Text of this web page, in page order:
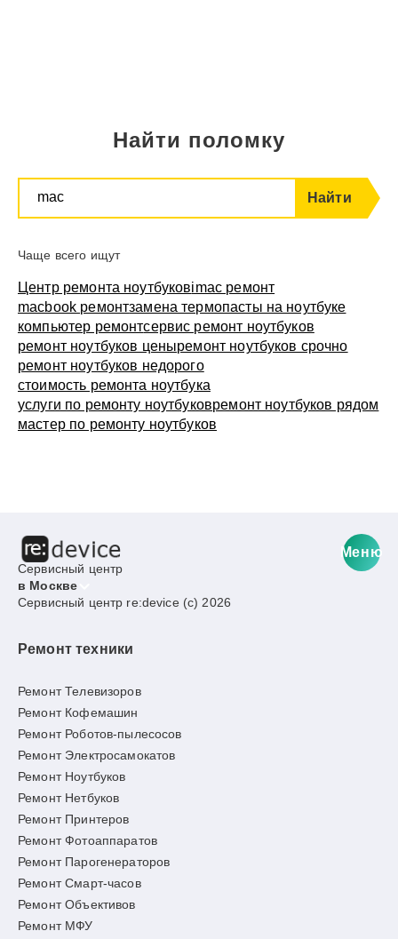
Найти поломку
macbook ремо Найти
Чаще всего ищут
Центр ремонта ноутбуковimac ремонт
macbook ремонтзамена термопасты на ноутбуке
компьютер ремонтсервис ремонт ноутбуков
ремонт ноутбуков ценыремонт ноутбуков срочно
ремонт ноутбуков недорого
стоимость ремонта ноутбука
услуги по ремонту ноутбуковремонт ноутбуков рядом
мастер по ремонту ноутбуков
Сервисный центр
в Москве
Меню
Сервисный центр re:device (c) 2026
Ремонт техники
Ремонт Телевизоров
Ремонт Кофемашин
Ремонт Роботов-пылесосов
Ремонт Электросамокатов
Ремонт Ноутбуков
Ремонт Нетбуков
Ремонт Принтеров
Ремонт Фотоаппаратов
Ремонт Парогенераторов
Ремонт Смарт-часов
Ремонт Объективов
Ремонт МФУ